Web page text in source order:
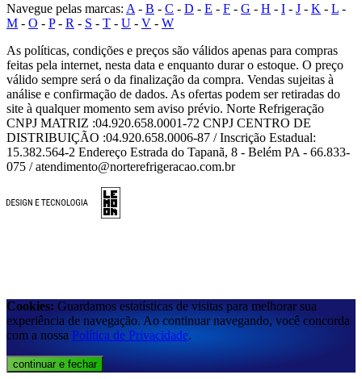
Navegue pelas marcas: A - B - C - D - E - F - G - H - I - J - K - L -
M - O - P- R - S - T - U - V - W
As políticas, condições e preços são válidos apenas para compras
feitas pela internet, nesta data e enquanto durar o estoque. O preço
válido sempre será o da finalização da compra. Vendas sujeitas à
análise e confirmação de dados. As ofertas podem ser retiradas do
site à qualquer momento sem aviso prévio. Norte Refrigeração
CNPJ MATRIZ :04.920.658.0001-72 CNPJ CENTRO DE
DISTRIBUIÇÃO :04.920.658.0006-87 / Inscrição Estadual:
15.382.564-2 Endereço Estrada do Tapanã, 8 - Belém PA - 66.833-
075 / atendimento@norterefrigeracao.com.br
Cookies: Guardamos estatísticas de visitas para melhorar sua
experiência de navegação. Ao continuar navegando, você concorda
com a nossa Política de Privacidade.
continuar e fechar